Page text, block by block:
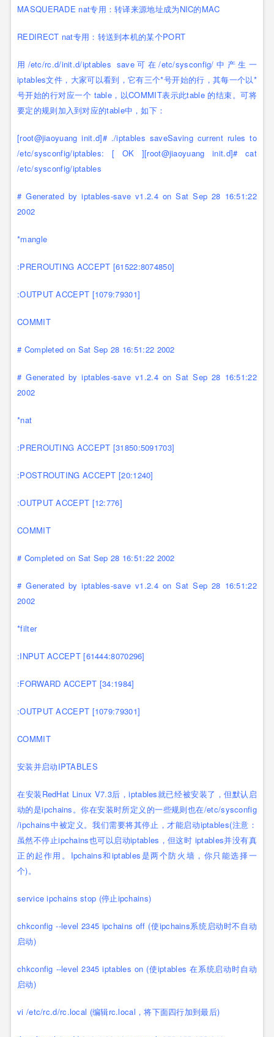
MASQUERADE nat专用：转译来源地址成为NIC的MAC
REDIRECT nat专用：转送到本机的某个PORT
用/etc/rc.d/init.d/iptables save可在/etc/sysconfig/中产生一
iptables文件，大家可以看到，它有三个*号开始的行，其每一个以*
号开始的行对应一个 table，以COMMIT表示此table 的结束。可将
要定的规则加入到对应的table中，如下：
[root@jiaoyuang init.d]# ./iptables saveSaving current rules to
/etc/sysconfig/iptables: [ OK ][root@jiaoyuang init.d]# cat
/etc/sysconfig/iptables
# Generated by iptables-save v1.2.4 on Sat Sep 28 16:51:22
2002
*mangle
:PREROUTING ACCEPT [61522:8074850]
:OUTPUT ACCEPT [1079:79301]
COMMIT
# Completed on Sat Sep 28 16:51:22 2002
# Generated by iptables-save v1.2.4 on Sat Sep 28 16:51:22
2002
*nat
:PREROUTING ACCEPT [31850:5091703]
:POSTROUTING ACCEPT [20:1240]
:OUTPUT ACCEPT [12:776]
COMMIT
# Completed on Sat Sep 28 16:51:22 2002
# Generated by iptables-save v1.2.4 on Sat Sep 28 16:51:22
2002
*filter
:INPUT ACCEPT [61444:8070296]
:FORWARD ACCEPT [34:1984]
:OUTPUT ACCEPT [1079:79301]
COMMIT
安装并启动IPTABLES
在安装RedHat Linux V7.3后，iptables就已经被安装了，但默认启
动的是ipchains。你在安装时所定义的一些规则也在/etc/sysconfig
/ipchains中被定义。我们需要将其停止，才能启动iptables(注意：
虽然不停止ipchains也可以启动iptables，但这时 iptables并没有真
正的起作用。Ipchains和iptables是两个防火墙，你只能选择一
个)。
service ipchains stop (停止ipchains)
chkconfig --level 2345 ipchains off (使ipchains系统启动时不自动
启动)
chkconfig --level 2345 iptables on (使iptables 在系统启动时自动
启动)
vi /etc/rc.d/rc.local (编辑rc.local，将下面四行加到最后)